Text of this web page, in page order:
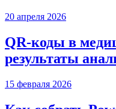
20 апреля 2026
QR-коды в
результаты
15 февраля 2026